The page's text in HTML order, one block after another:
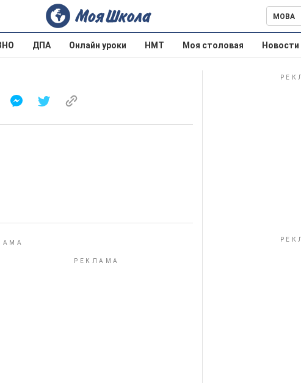
МОВА
ДПА Онлайн уроки НМТ Моя столовая Новости